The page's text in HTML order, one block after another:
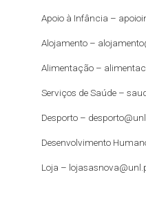
Apoio à Infância –
Alojamento –
Alimentação –
Serviços de Saúde –
Desporto –
Desenvolvimento
Loja –